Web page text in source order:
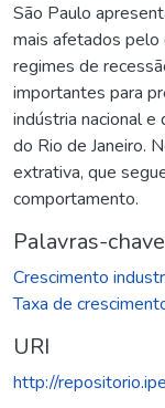
São Paulo
mais afetados pelo
regimes de
importantes para
indústria nacional
do Rio de Janeiro.
extrativa, que
comportamento.
Palavras-chave
Crescimento
Taxa de
URI
http://